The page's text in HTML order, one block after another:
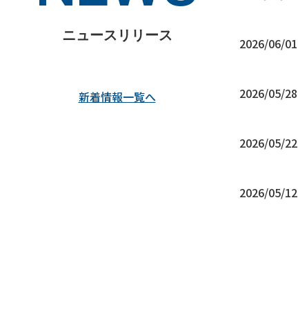
ニュースリリース
新着情報一覧へ
2026/06/01
2026/05/28
2026/05/22
2026/05/12